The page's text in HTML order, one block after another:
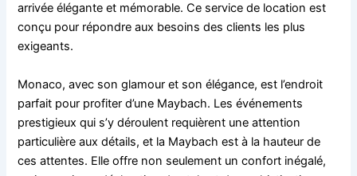
arrivée élégante et mémorable. Ce service de location est
conçu pour répondre aux besoins des clients les plus
exigeants.
Monaco, avec son glamour et son élégance, est l’endroit
parfait pour profiter d’une Maybach. Les événements
prestigieux qui s’y déroulent requièrent une attention
particulière aux détails, et la Maybach est à la hauteur de
ces attentes. Elle offre non seulement un confort inégalé,